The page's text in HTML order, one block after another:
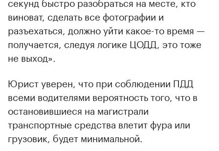
виноват, сделать все фотографии и
разъехаться, должно уйти какое-то время —
получается, следуя логике ЦОДД, это тоже
не выход».
Юрист уверен, что при соблюдении ПДД
всеми водителями вероятность того, что в
остановившиеся на магистрали
транспортные средства влетит фура или
грузовик, будет минимальной.